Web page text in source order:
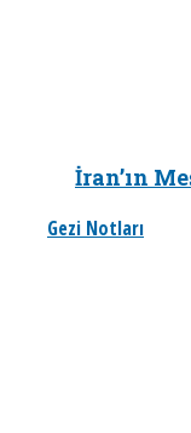
İran’ın
Gezi Notları